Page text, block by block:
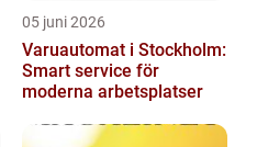
05 juni 2026
Varuautomat i Stockholm:
Smart service för
moderna arbetsplatser